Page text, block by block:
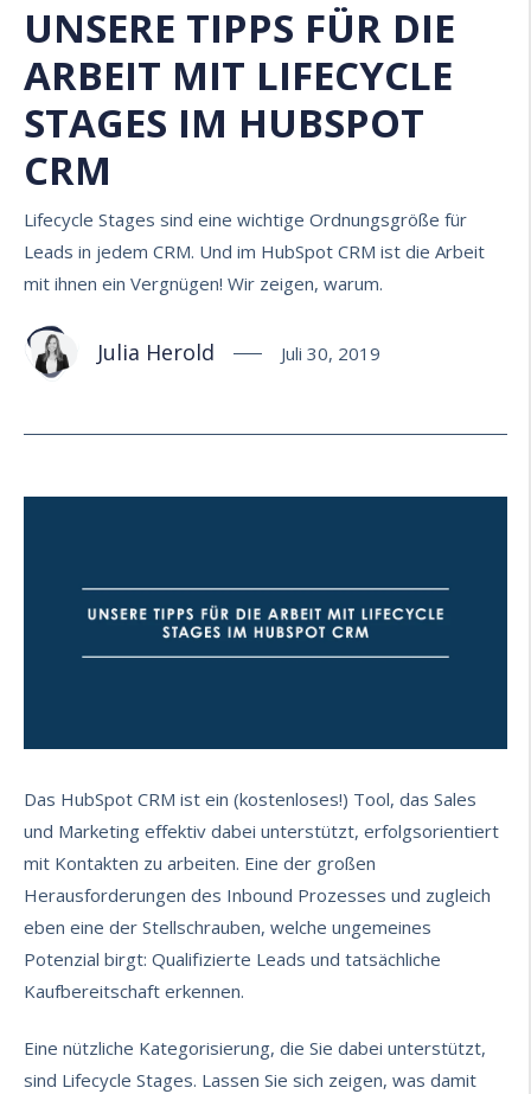
UNSERE TIPPS FÜR DIE
ARBEIT MIT LIFECYCLE
STAGES IM HUBSPOT
CRM
Lifecycle Stages sind eine wichtige Ordnungsgröße für
Leads in jedem CRM. Und im HubSpot CRM ist die Arbeit
mit ihnen ein Vergnügen! Wir zeigen, warum.
Julia Herold Juli 30, 2019
Das HubSpot CRM ist ein (kostenloses!) Tool, das Sales
und Marketing effektiv dabei unterstützt, erfolgsorientiert
mit Kontakten zu arbeiten. Eine der großen
Herausforderungen des Inbound Prozesses und zugleich
eben eine der Stellschrauben, welche ungemeines
Potenzial birgt: Qualifizierte Leads und tatsächliche
Kaufbereitschaft erkennen.
Eine nützliche Kategorisierung, die Sie dabei unterstützt,
sind Lifecycle Stages. Lassen Sie sich zeigen, was damit